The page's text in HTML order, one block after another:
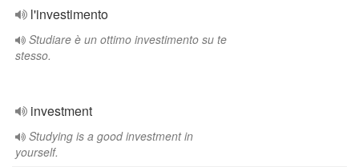
l'investimento
Studiare è un ottimo investimento su te
stesso.
investment
Studying is a good investment in
yourself.